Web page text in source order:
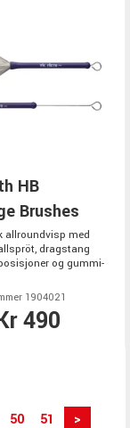
HB
Brushes
allroundvisp med
dragstang
og gummi-
1904021
490
50 51 >